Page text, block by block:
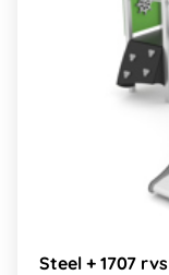
Steel + 1707 rvs